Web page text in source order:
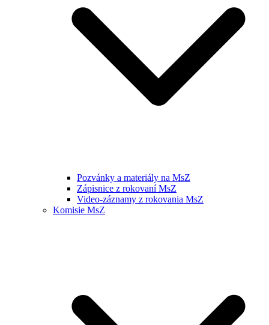
Pozvánky a materiály na MsZ
Zápisnice z rokovaní MsZ
Video-záznamy z rokovania MsZ
Komisie MsZ